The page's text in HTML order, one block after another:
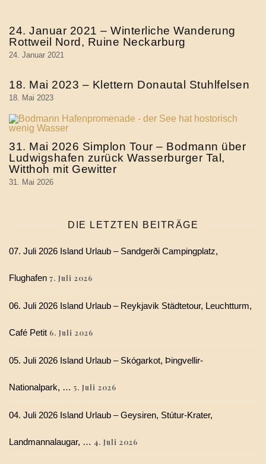
24. Januar 2021 – Winterliche Wanderung
Rottweil Nord, Ruine Neckarburg
24. Januar 2021
18. Mai 2023 – Klettern Donautal Stuhlfelsen
18. Mai 2023
31. Mai 2026 Simplon Tour – Bodmann über
Ludwigshafen zurück Wasserburger Tal,
Witthoh mit Gewitter
31. Mai 2026
DIE LETZTEN BEITRÄGE
07. Juli 2026 Island Urlaub – Sandgerði Campingplatz,
Flughafen 7. Juli 2026
06. Juli 2026 Island Urlaub – Reykjavik Städtetour, Leuchtturm,
Café Petit 6. Juli 2026
05. Juli 2026 Island Urlaub – Skógarkot, Þingvellir-
Nationalpark, … 5. Juli 2026
04. Juli 2026 Island Urlaub – Geysiren, Stútur-Krater,
Landmannalaugar, … 4. Juli 2026